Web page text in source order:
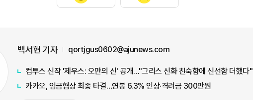
백서현 기자 qortjgus0602@ajunews.com
컴투스 신작 '제우스: 오만의 신' 공개…"그리스 신화 친숙함에 신선함 더했다"
카카오, 임금협상 최종 타결…연봉 6.3% 인상·격려금 300만원